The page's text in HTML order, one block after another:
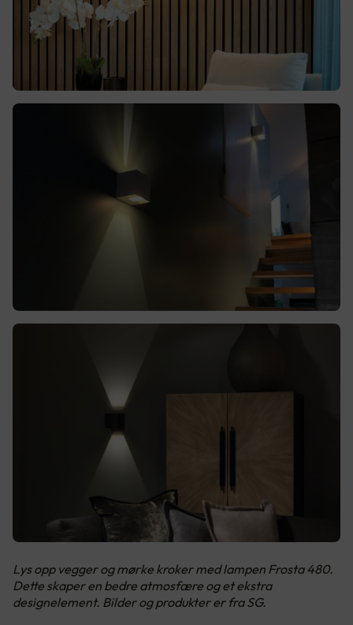
Lys opp vegger og mørke kroker med lampen Frosta 480.
Dette skaper en bedre atmosfære og et ekstra
designelement. Bilder og produkter er fra SG.